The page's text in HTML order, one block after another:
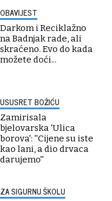
OBAVIJEST
Darkom i Reciklažno
na Badnjak rade, ali
skraćeno. Evo do kada
možete doći...
USUSRET BOŽIĆU
Zamirisala
bjelovarska 'Ulica
borova': ''Cijene su iste
kao lani, a dio drvaca
darujemo''
ZA SIGURNU ŠKOLU